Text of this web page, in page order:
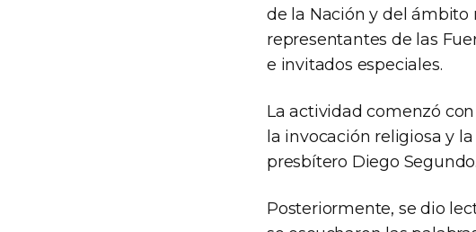
de la Nación y del ámbito
representantes de las
e invitados especiales.
La actividad comenzó
la invocación religiosa y
presbítero Diego Segundo.
Posteriormente, se dio